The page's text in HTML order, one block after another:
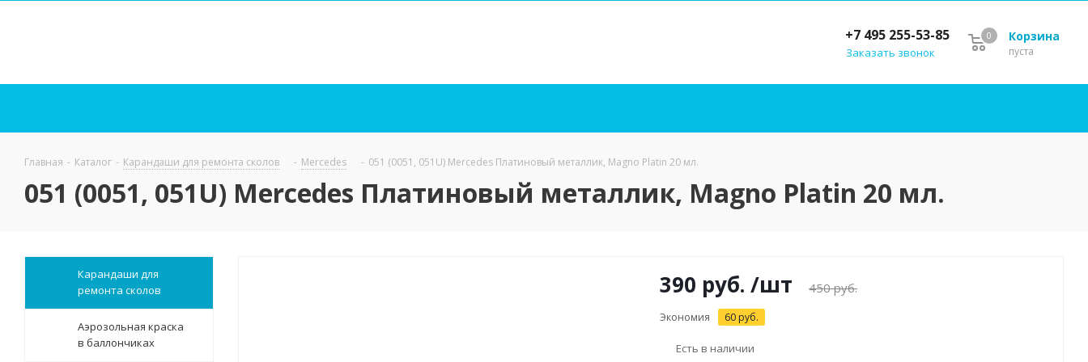
Корзина
пуста
0
+7 495 255-53-85
Заказать звонок
Главная - Каталог - Карандаши для ремонта сколов - Mercedes - 051 (0051, 051U) Mercedes Платиновый металлик, Magno Platin 20 мл.
051 (0051, 051U) Mercedes Платиновый металлик, Magno Platin 20 мл.
390 руб. /шт 450руб.
Экономия 60 руб.
Есть в наличии
Карандаши для
ремонта сколов
Аэрозольная краска
в баллончиках